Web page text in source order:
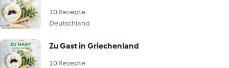
10 Rezepte
Deutschland
Zu Gast in Griechenland
10 Rezepte